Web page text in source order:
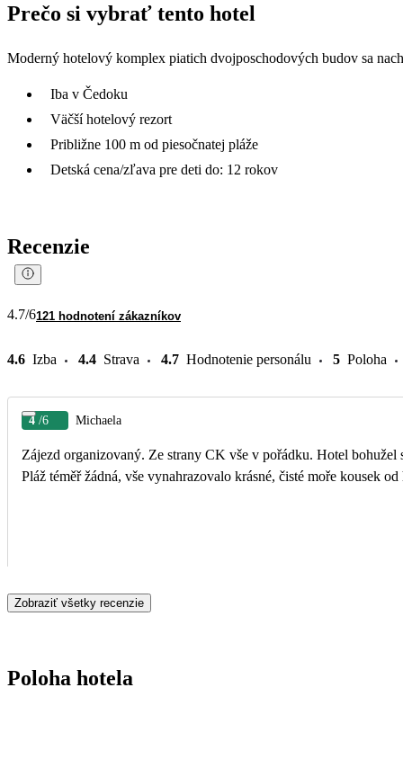
Prečo si vybrať tento hotel
Moderný hotelový komplex piatich dvojposchodových budov sa
Iba v Čedoku
Väčší hotelový rezort
Približne 100 m od piesočnatej pláže
Detská cena/zľava pre deti do: 12 rokov
Recenzie
4.7/6121 hodnotení zákazníkov
4.6 Izba 4.4 Strava 4.7 Hodnotenie personálu 5 Poloha
4 /6 Michaela
Zájezd organizovaný. Ze strany CK vše v pořádku. Hotel bohužel
Pláž téměř žádná, vše vynahrazovalo krásné, čisté moře kousek od
Zobraziť všetky recenzie
Poloha hotela